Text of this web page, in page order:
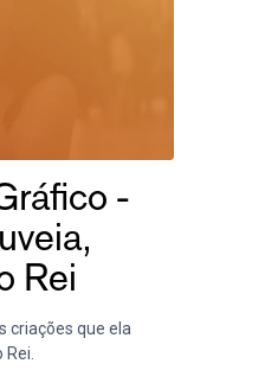
-
Rei
criações que ela
Rei.